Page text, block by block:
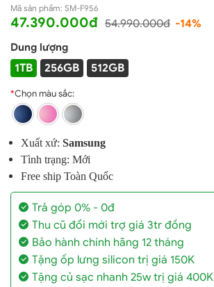
Mã sản phẩm: SM-F956
47.390.000đ 54.990.000đ -14%
Dung lượng
1TB 256GB 512GB
*Chọn màu sắc:
Xuất xứ: Samsung
Tình trạng: Mới
Free ship Toàn Quốc
Trả góp 0% - 0đ
Thu cũ đổi mới trợ giá 3tr đồng
Bảo hành chính hãng 12 tháng
Tặng ốp lưng silicon trị giá 150K
Tặng củ sạc nhanh 25w trị giá 400K